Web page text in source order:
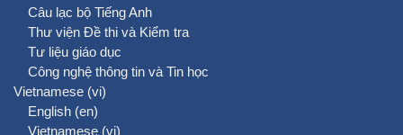
Câu lạc bộ Tiếng Anh
Thư viện Đề thi và Kiểm tra
Tư liệu giáo dục
Công nghệ thông tin và Tin học
Vietnamese ‎(vi)‎
English ‎(en)‎
Vietnamese ‎(vi)‎